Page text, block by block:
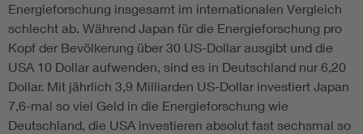
Energieforschung insgesamt im internationalen Vergleich
schlecht ab. Während Japan für die Energieforschung pro
Kopf der Bevölkerung über 30 US-Dollar ausgibt und die
USA 10 Dollar aufwenden, sind es in Deutschland nur 6,20
Dollar. Mit jährlich 3,9 Milliarden US-Dollar investiert Japan
7,6-mal so viel Geld in die Energieforschung wie
Deutschland, die USA investieren absolut fast sechsmal so